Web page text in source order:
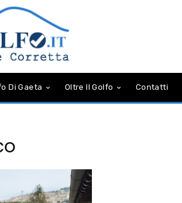
Di Gaeta Oltre Il Golfo Contatti